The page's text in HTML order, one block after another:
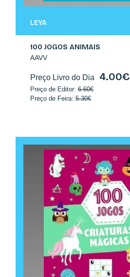
LEYA
100 JOGOS ANIMAIS
AAVV
Preço Livro do Dia 4.00€
Preço de Editor: 6.60€
Preço de Feira: 5.30€